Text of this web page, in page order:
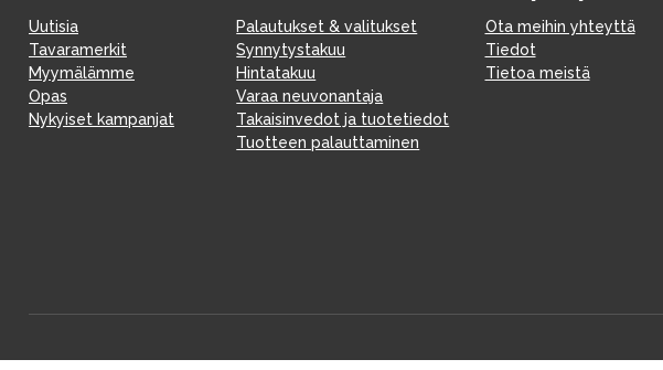
Uutisia
Tavaramerkit
Myymälämme
Opas
Nykyiset kampanjat
Palautukset & valitukset
Synnytystakuu
Hintatakuu
Varaa neuvonantaja
Takaisinvedot ja tuotetiedot
Tuotteen palauttaminen
Ota meihin yhteyttä
Tiedot
Tietoa meistä